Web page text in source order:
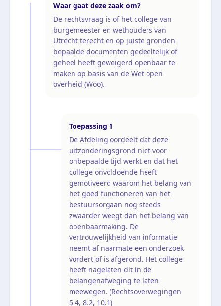
Waar gaat deze zaak om?
De rechtsvraag is of het college van
burgemeester en wethouders van
Utrecht terecht en op juiste gronden
bepaalde documenten gedeeltelijk of
geheel heeft geweigerd openbaar te
maken op basis van de Wet open
overheid (Woo).
Toepassing 1
De Afdeling oordeelt dat deze
uitzonderingsgrond niet voor
onbepaalde tijd werkt en dat het
college onvoldoende heeft
gemotiveerd waarom het belang van
het goed functioneren van het
bestuursorgaan nog steeds
zwaarder weegt dan het belang van
openbaarmaking. De
vertrouwelijkheid van informatie
neemt af naarmate een onderzoek
vordert of is afgerond. Het college
heeft nagelaten dit in de
belangenafweging te laten
meewegen. (Rechtsoverwegingen
5.4, 8.2, 10.1)